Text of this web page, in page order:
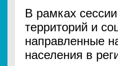
В рамках
территорий и
направленные
населения в